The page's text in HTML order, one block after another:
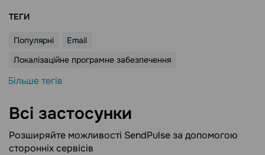
ТЕГИ
Популярні
Email
Локалізаційне програмне забезпечення
Більше тегів
Всі застосунки
Розширяйте можливості SendPulse за допомогою
сторонніх сервісів